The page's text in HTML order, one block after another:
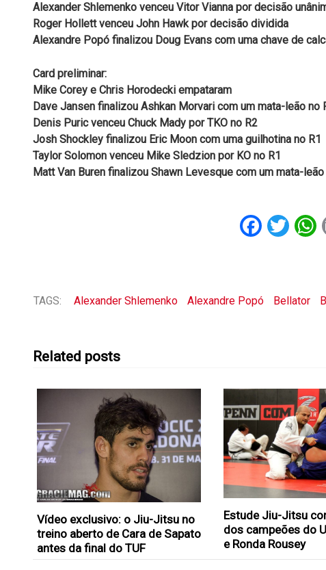
Alexander Shlemenko venceu Vitor Vianna por decisão
Roger Hollett venceu John Hawk por decisão dividida
Alexandre Popó finalizou Doug Evans com uma chave de
Card preliminar:
Mike Corey e Chris Horodecki empataram
Dave Jansen finalizou Ashkan Morvari com um mata-leão no
Denis Puric venceu Chuck Mady por TKO no R2
Josh Shockley finalizou Eric Moon com uma guilhotina no R1
Taylor Solomon venceu Mike Sledzion por KO no R1
Matt Van Buren finalizou Shawn Levesque com um mata-leão
TAGS: Alexander Shlemenko Alexandre Popó Bellator
Related posts
Vídeo exclusivo: o Jiu-Jitsu no
treino aberto de Cara de Sapato
antes da final do TUF
Estude Jiu-Jitsu
dos campeões do
e Ronda Rousey